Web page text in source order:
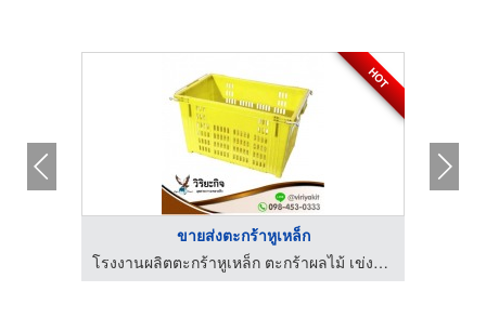
HOT
ขายส่งตะกร้าหูเหล็ก
โรงงานผลิตตะกร้าหูเหล็ก ตะกร้าผลไม้ เข่งผลไม้ - วิริยะกิจอุตสาหกรรมพลาสติก